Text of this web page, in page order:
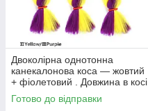
Двоколірна однотонна
канекалонова коса — жовтий
+ фіолетовий . Довжина в косі
60 см. #Термостійка.
Готово до відправки